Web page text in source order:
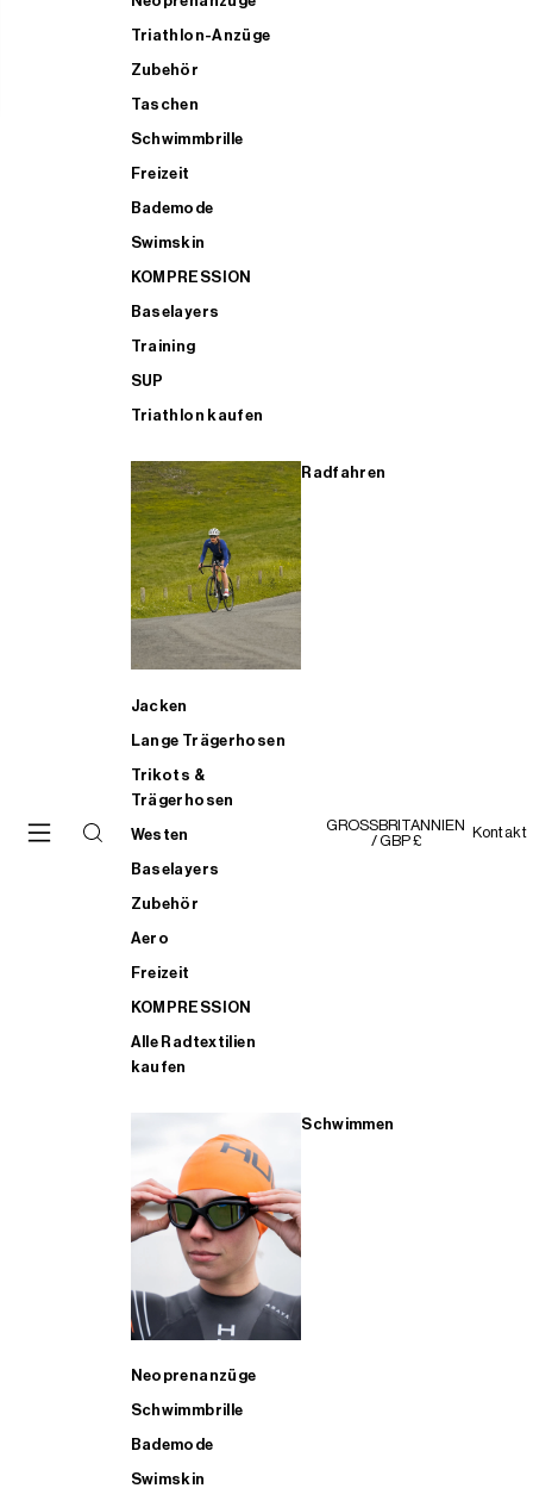
Triathlon-Anzüge
Zubehör
Taschen
Schwimmbrille
Freizeit
Bademode
Swimskin
KOMPRESSION
Baselayers
Training
SUP
Triathlon kaufen
Radfahren
Jacken
Lange Trägerhosen
Trikots &
Trägerhosen
Westen
Baselayers
Zubehör
Aero
Freizeit
KOMPRESSION
Alle Radtextilien
kaufen
Schwimmen
Neoprenanzüge
Schwimmbrille
Bademode
Swimskin
GROSSBRITANNIEN
/ GBP £
Kontakt